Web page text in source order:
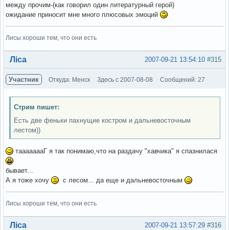
между прочим-(как говорил один литературный герой)
ожидание приносит мне много плюсовых эмоций
Лисы хороши тем, что они есть
Вне форума #315
2007-09-21 13:54:10
Ліса
Участник Откуда: Менск Здесь с 2007-08-08 Сообщений: 27
Стрим пишет:
Есть две феньки пахнущие костром и дальневосточным
лестом))
таааааааГ я так понимаю,что на раздачу "хавчика" я спазнилася
бывает...
А я тоже хочу
с лесом... да еще и дальневосточным
Лисы хороши тем, что они есть
Вне форума #316
2007-09-21 13:57:29
Ліса